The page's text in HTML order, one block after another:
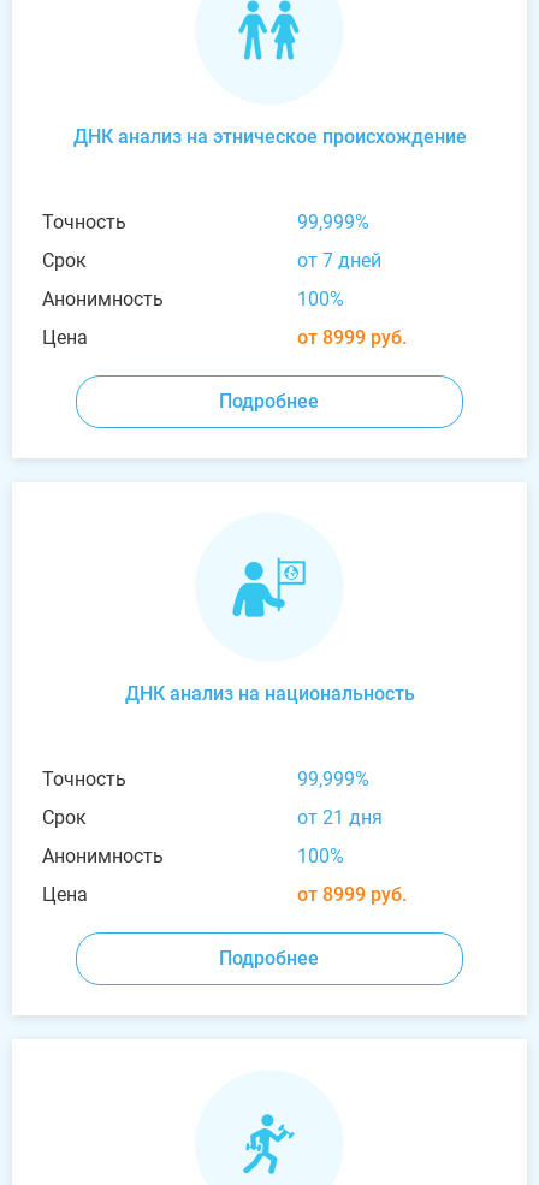
ДНК анализ на этническое происхождение
Точность
99,999%
Срок
от 7 дней
Анонимность
100%
Цена
от 8999 руб.
Подробнее
ДНК анализ на национальность
Точность
99,999%
Срок
от 21 дня
Анонимность
100%
Цена
от 8999 руб.
Подробнее